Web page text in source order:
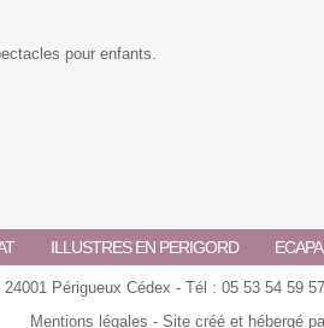
pour enfants.
ILLUSTRES EN PERIGORD
Périgueux Cédex - Tél : 05 53 54 59
Mentions légales - Site créé et hébergé